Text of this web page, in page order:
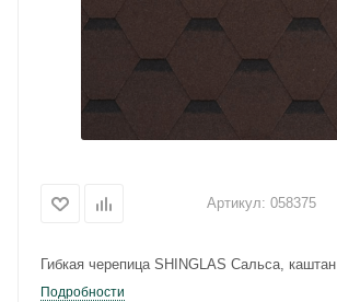
Артикул: 058375
Гибкая черепица SHINGLAS Сальса, каштан
Подробности